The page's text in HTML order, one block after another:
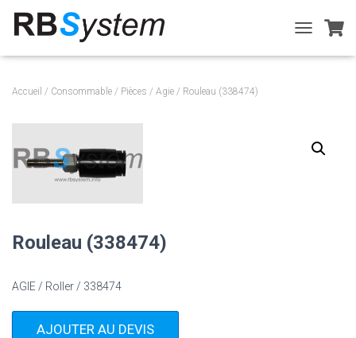
O
Accueil / Consommable / Pièces / Agie / Rouleau (338474)
Rouleau (338474)
AGIE / Roller / 338474
AJOUTER AU DEVIS